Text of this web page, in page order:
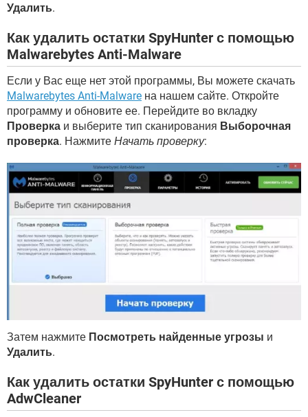
Удалить.
Как удалить остатки SpyHunter с помощью
Malwarebytes Anti-Malware
Если у Вас еще нет этой программы, Вы можете скачать
Malwarebytes Anti-Malware на нашем сайте. Откройте
программу и обновите ее. Перейдите во вкладку
Проверка и выберите тип сканирования Выборочная
проверка. Нажмите Начать проверку:
Затем нажмите Посмотреть найденные угрозы и
Удалить.
Как удалить остатки SpyHunter с помощью
AdwCleaner